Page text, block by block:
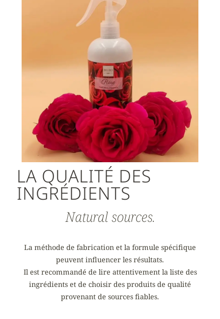
LA QUALITÉ DES
INGRÉDIENTS
Natural sources.
La méthode de fabrication et la formule spécifique
peuvent influencer les résultats.
Il est recommandé de lire attentivement la liste des
ingrédients et de choisir des produits de qualité
provenant de sources fiables.